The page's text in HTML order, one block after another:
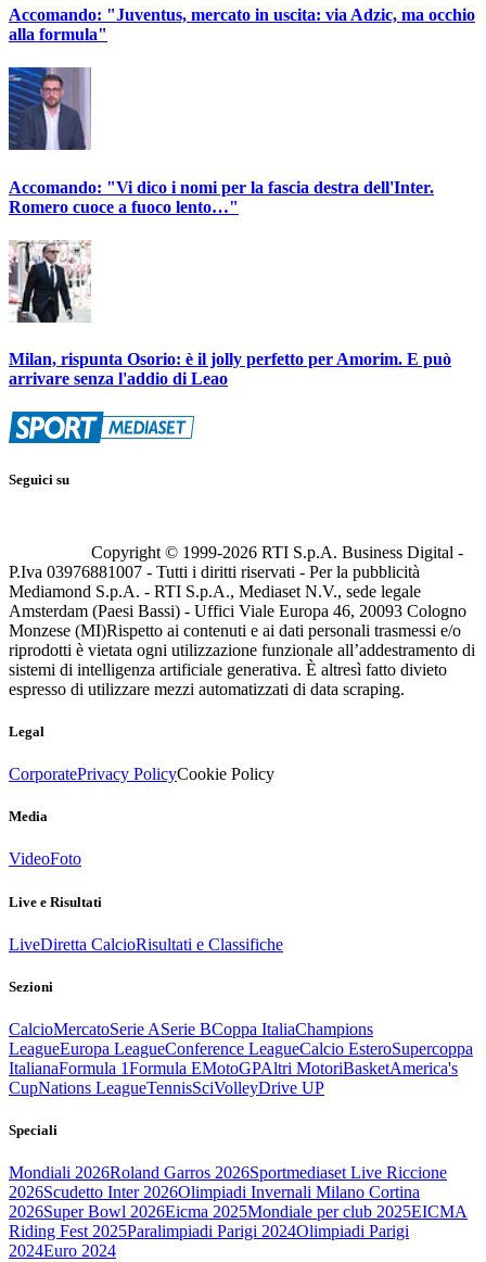
Accomando: "Juventus, mercato in uscita: via Adzic, ma occhio
alla formula"
Accomando: "Vi dico i nomi per la fascia destra dell'Inter.
Romero cuoce a fuoco lento…"
Milan, rispunta Osorio: è il jolly perfetto per Amorim. E può
arrivare senza l'addio di Leao
Seguici su
Copyright © 1999-2026 RTI S.p.A. Business Digital -
P.Iva 03976881007 - Tutti i diritti riservati - Per la pubblicità
Mediamond S.p.A. - RTI S.p.A., Mediaset N.V., sede legale
Amsterdam (Paesi Bassi) - Uffici Viale Europa 46, 20093 Cologno
Monzese (MI)Rispetto ai contenuti e ai dati personali trasmessi e/o
riprodotti è vietata ogni utilizzazione funzionale all’addestramento di
sistemi di intelligenza artificiale generativa. È altresì fatto divieto
espresso di utilizzare mezzi automatizzati di data scraping.
Legal
CorporatePrivacy PolicyCookie Policy
Media
VideoFoto
Live e Risultati
LiveDiretta CalcioRisultati e Classifiche
Sezioni
CalcioMercatoSerie ASerie BCoppa ItaliaChampions
LeagueEuropa LeagueConference LeagueCalcio EsteroSupercoppa
ItalianaFormula 1Formula EMotoGPAltri MotoriBasketAmerica's
CupNations LeagueTennisSciVolleyDrive UP
Speciali
Mondiali 2026Roland Garros 2026Sportmediaset Live Riccione
2026Scudetto Inter 2026Olimpiadi Invernali Milano Cortina
2026Super Bowl 2026Eicma 2025Mondiale per club 2025EICMA
Riding Fest 2025Paralimpiadi Parigi 2024Olimpiadi Parigi
2024Euro 2024